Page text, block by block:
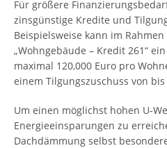
Für größere
zinsgünstige Kredite und
Beispielsweise kann im
„Wohngebäude – Kredit 261“
maximal 120,000 Euro pro
einem Tilgungszuschuss von bis
Um einen möglichst hohen U-
Energieeinsparungen zu
Dachdämmung selbst